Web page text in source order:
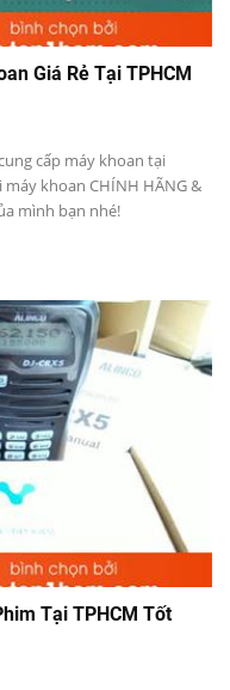
Giá Rẻ Tại TPHCM
cấp máy khoan tại
khoan CHÍNH HÃNG &
mình bạn nhé!
Tại TPHCM Tốt